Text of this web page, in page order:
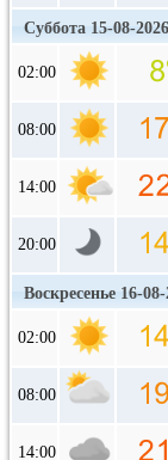
Суббота 15-08-2026
02:00
08:00
14:00
20:00
Воскресенье 16-
02:00
08:00
14:00